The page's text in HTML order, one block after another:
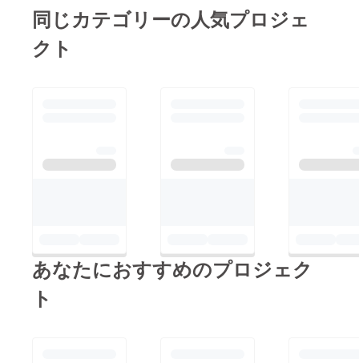
同じカテゴリーの人気プロジェ
クト
あなたにおすすめのプロジェク
ト